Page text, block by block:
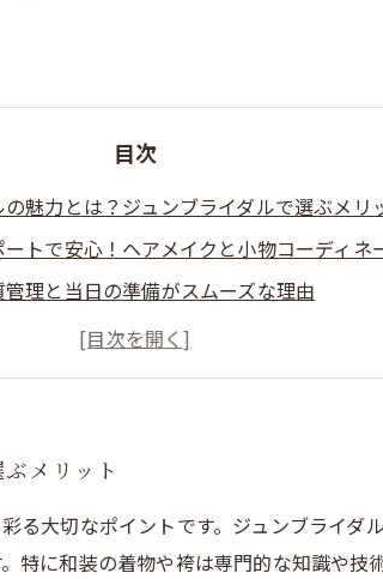
目次
魅力とは？ジュンブライダルで選ぶメリ
トで安心！ヘアメイクと小物コーディネ
理と当日の準備がスムーズな理由
残すために：衣裳レンタルの総括
メリット
る大切なポイントです。ジュンブライダ
特に和装の着物や袴は専門的な知識や技